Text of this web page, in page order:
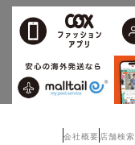
会社概要 店舗検索